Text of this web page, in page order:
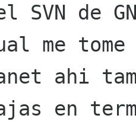
SVN de
me
ahi
en